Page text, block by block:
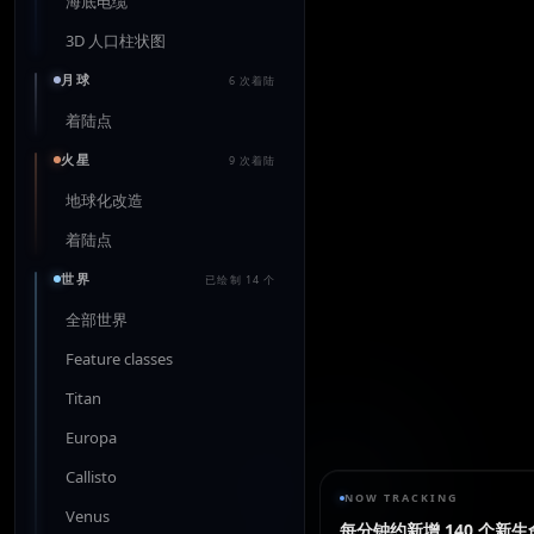
3D 人口柱状图
月球 6 次着陆
着陆点
火星 9 次着陆
地球化改造
着陆点
世界 已绘制 14 个
全部世界
Feature classes
Titan
Europa
Callisto
Venus
NOW TRACKING